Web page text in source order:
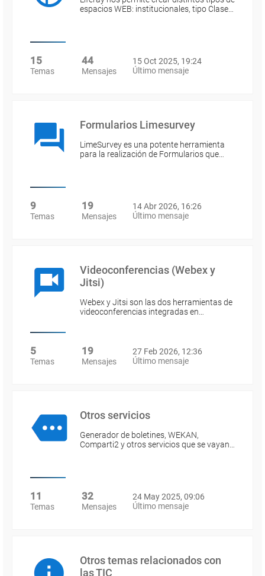
espacios WEB: institucionales, tipo Clase…
15
Temas
44
Mensajes
15 Oct 2025, 19:24
Último mensaje
Formularios Limesurvey
LimeSurvey es una potente herramienta
para la realización de Formularios que…
9
Temas
19
Mensajes
14 Abr 2026, 16:26
Último mensaje
Videoconferencias (Webex y
Jitsi)
Webex y Jitsi son las dos herramientas de
videoconferencias integradas en…
5
Temas
19
Mensajes
27 Feb 2026, 12:36
Último mensaje
Otros servicios
Generador de boletines, WEKAN,
Comparti2 y otros servicios que se vayan…
11
Temas
32
Mensajes
24 May 2025, 09:06
Último mensaje
Otros temas relacionados con
las TIC